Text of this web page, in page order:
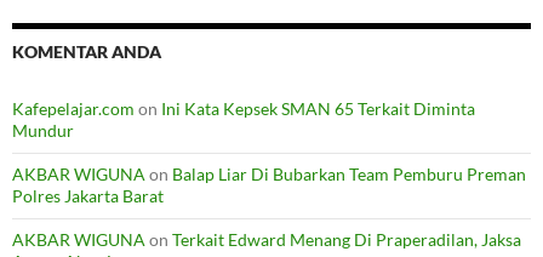
KOMENTAR ANDA
Kafepelajar.com on Ini Kata Kepsek SMAN 65 Terkait Diminta
Mundur
AKBAR WIGUNA on Balap Liar Di Bubarkan Team Pemburu Preman
Polres Jakarta Barat
AKBAR WIGUNA on Terkait Edward Menang Di Praperadilan, Jaksa